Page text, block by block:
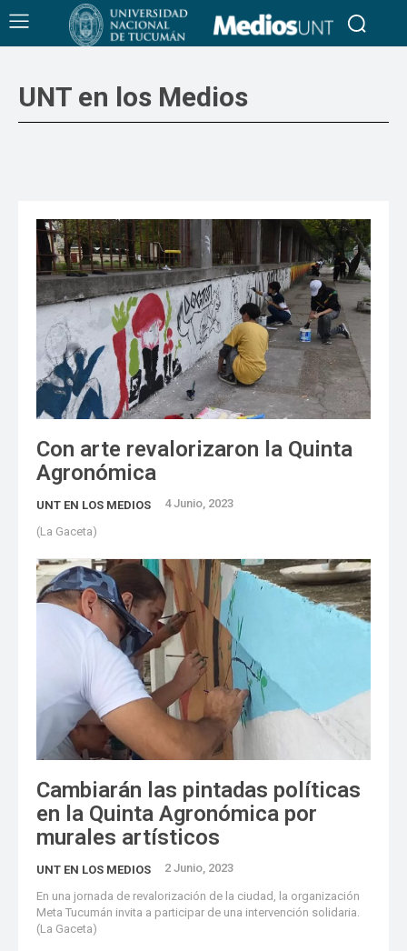
UNT en los Medios
Con arte revalorizaron la Quinta
Agronómica
UNT EN LOS MEDIOS 4 Junio, 2023
(La Gaceta)
Cambiarán las pintadas políticas
en la Quinta Agronómica por
murales artísticos
UNT EN LOS MEDIOS 2 Junio, 2023
En una jornada de revalorización de la ciudad, la organización
Meta Tucumán invita a participar de una intervención solidaria.
(La Gaceta)